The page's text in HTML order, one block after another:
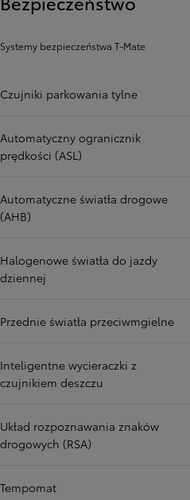
Systemy bezpieczeństwa T-Mate
Czujniki parkowania tylne
Automatyczny ogranicznik
prędkości (ASL)
Automatyczne światła drogowe
(AHB)
Halogenowe światła do jazdy
dziennej
Przednie światła przeciwmgielne
Inteligentne wycieraczki z
czujnikiem deszczu
Układ rozpoznawania znaków
drogowych (RSA)
Tempomat